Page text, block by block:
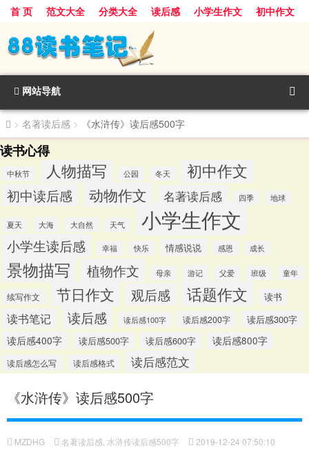
首 页 范文大全 分类大全 读后感 小学生作文
初中作文
景物描写
话题作文 人物描写
节日作文
网站导航
> 名著读后感 > 《水浒传》读后感500字
读书心得
中秋节 人物描写 公园 冬天 初中作文
初中读后感 动物作文 名著读后感 四季 地球
夏天 大海 大自然 天气 小学生作文
小学生读后感 幸福 快乐 情感说说 感恩 成长
景物描写 植物作文 母亲 游记 父爱 班级 童年
续写作文 节日作文 观后感 话题作文 读书
读书笔记 读后感 读后感100字 读后感200字 读后感300字
读后感400字 读后感500字 读后感600字 读后感800字
读后感怎么写 读后感格式 读后感范文
《水浒传》读后感500字
MZDHG 名著读后感 水浒传读后感500字 2019-12-24 07:50:10